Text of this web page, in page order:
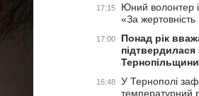
17:15
Юний волонтер
«За
17:00
Понад рік
підтвердилася
Тернопільщини
16:48
У Тернополі
температурний